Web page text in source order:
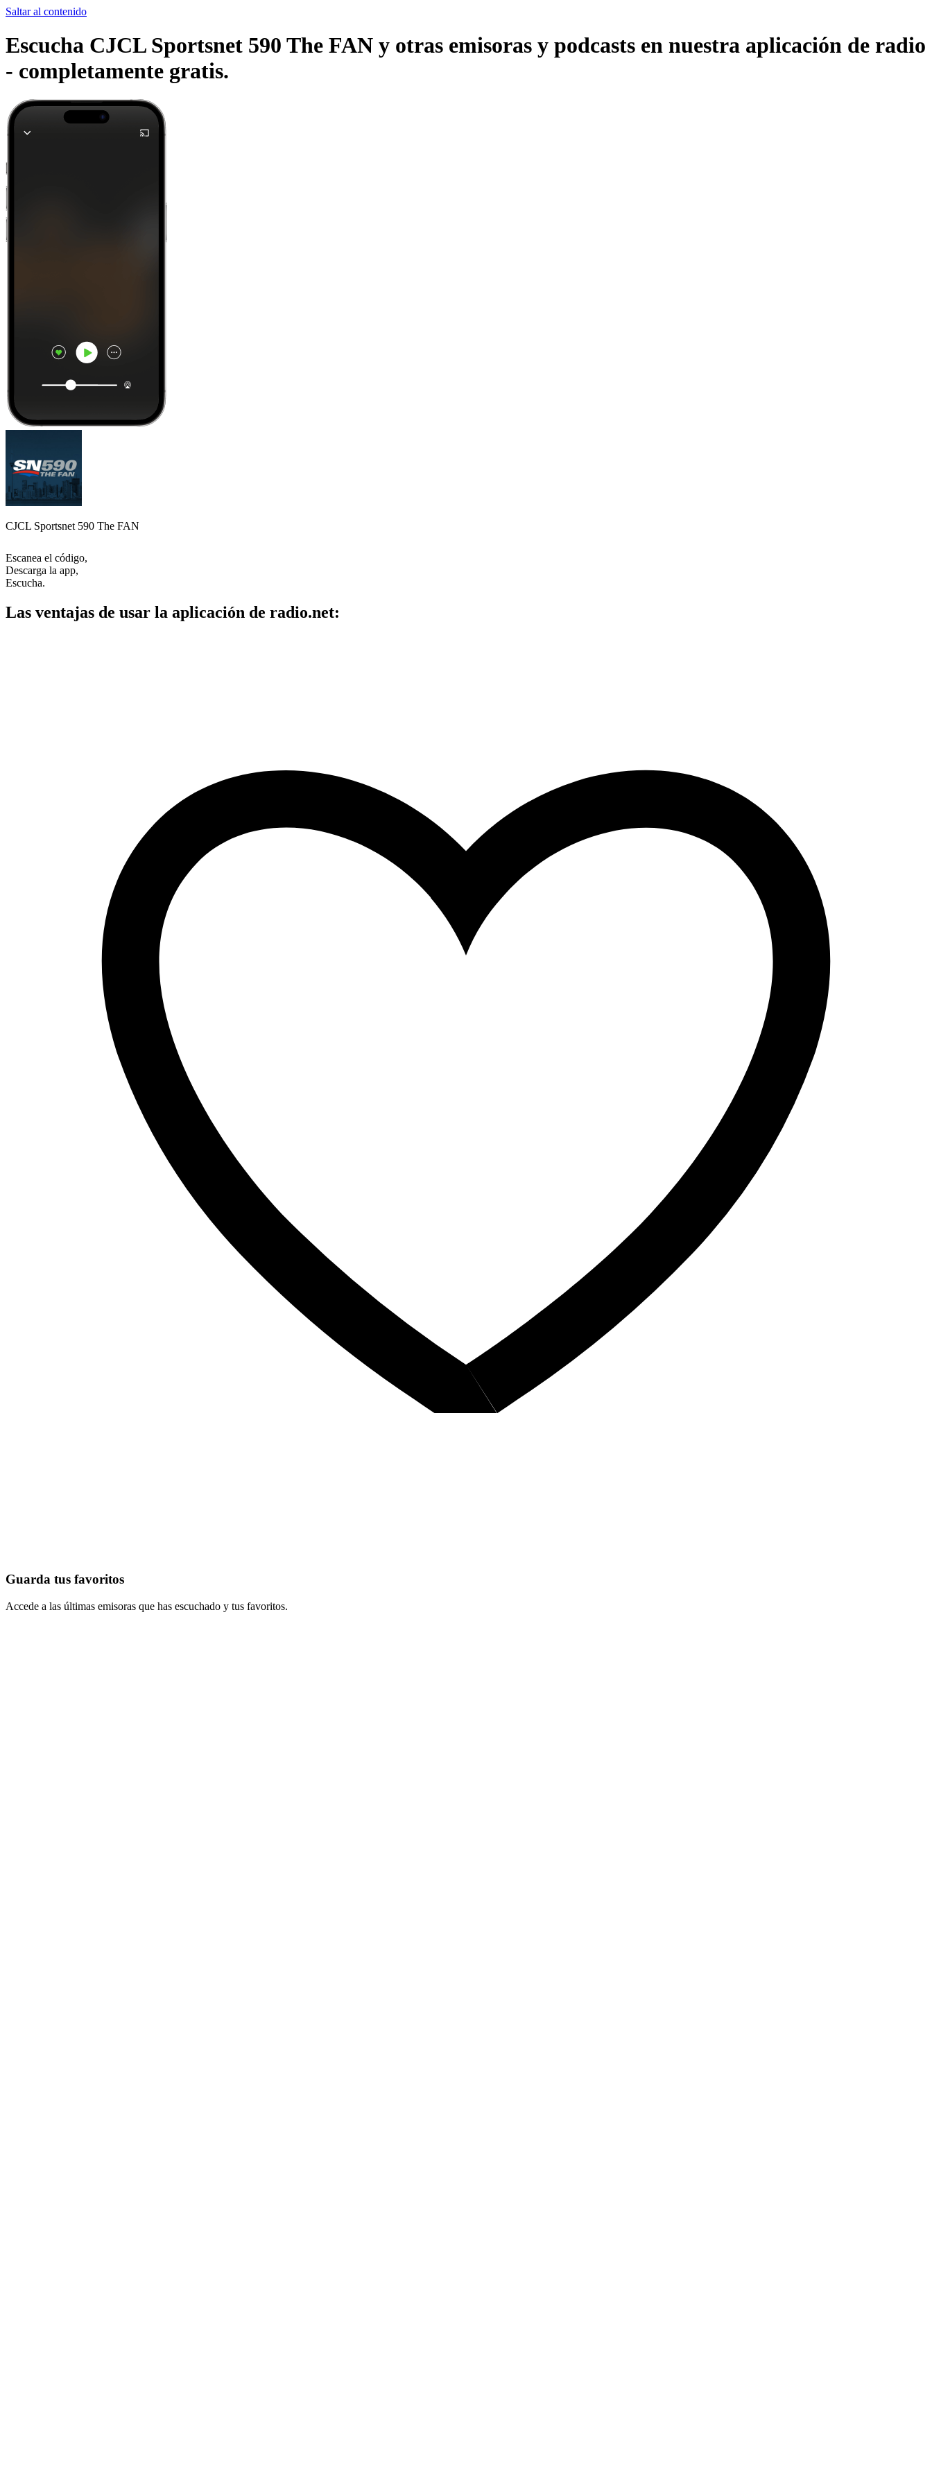
Saltar al contenido
Escucha CJCL Sportsnet 590 The FAN y otras emisoras y podcasts en nuestra aplicación de radio
- completamente gratis.
CJCL Sportsnet 590 The FAN
Escanea el código,
Descarga la app,
Escucha.
Las ventajas de usar la aplicación de radio.net:
Guarda tus favoritos
Accede a las últimas emisoras que has escuchado y tus favoritos.